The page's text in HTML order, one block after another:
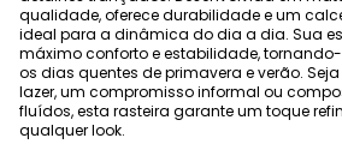
qualidade, oferece durabilidade e um
ideal para a dinâmica do dia a dia. Sua
máximo conforto e estabilidade,
os dias quentes de primavera e verão.
lazer, um compromisso informal ou
fluídos, esta rasteira garante um toque
qualquer look.